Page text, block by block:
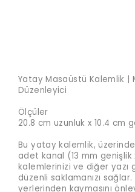
Yatay Masaüstü Kalemlik |
Düzenleyici
Ölçüler
20.8 cm uzunluk x 10.4 cm
Bu yatay kalemlik,
adet kanal (13 mm
kalemlerinizi ve diğer
düzenli saklamanızı
yerlerinden kaymasını